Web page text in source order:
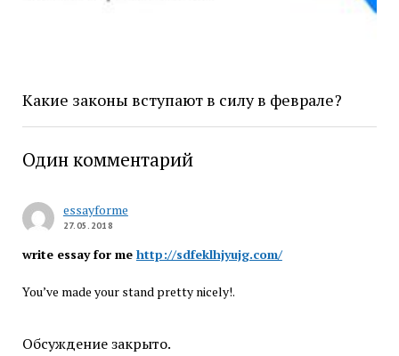
Какие законы вступают в силу в феврале?
Один комментарий
essayforme
27.05.2018
write essay for me http://sdfeklhjyujg.com/
You’ve made your stand pretty nicely!.
Обсуждение закрыто.